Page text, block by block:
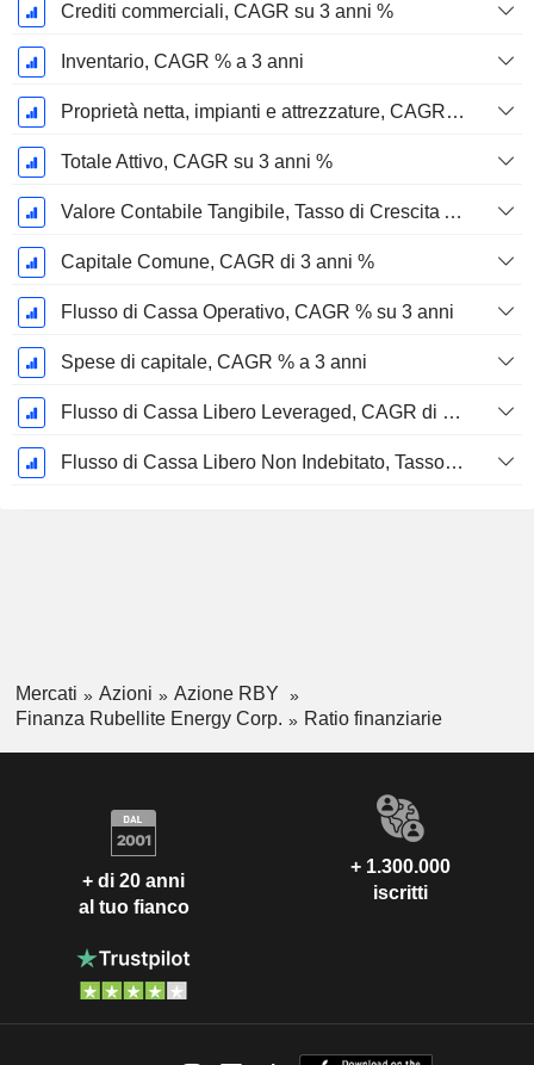
Crediti commerciali, CAGR su 3 anni %
Inventario, CAGR % a 3 anni
Proprietà netta, impianti e attrezzature, CAGR su 3 anni %
Totale Attivo, CAGR su 3 anni %
Valore Contabile Tangibile, Tasso di Crescita Annuo Composto su 3 anni %
Capitale Comune, CAGR di 3 anni %
Flusso di Cassa Operativo, CAGR % su 3 anni
Spese di capitale, CAGR % a 3 anni
Flusso di Cassa Libero Leveraged, CAGR di 3 Anni %
Flusso di Cassa Libero Non Indebitato, Tasso di Crescita Annuo Composto su 3 Anni %
Mercati Azioni
Azione RBY
Finanza Rubellite Energy Corp.
Ratio finanziarie
+ di 20 anni
al tuo fianco
+ 1.300.000
iscritti